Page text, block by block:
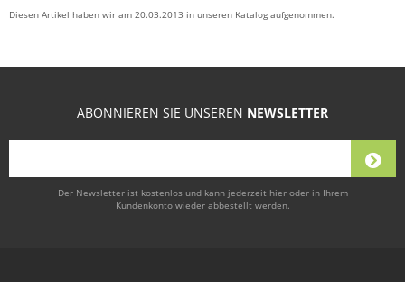
Diesen Artikel haben wir am 20.03.2013 in unseren Katalog aufgenommen.
ABONNIEREN SIE UNSEREN NEWSLETTER
Der Newsletter ist kostenlos und kann jederzeit hier oder in Ihrem
Kundenkonto wieder abbestellt werden.